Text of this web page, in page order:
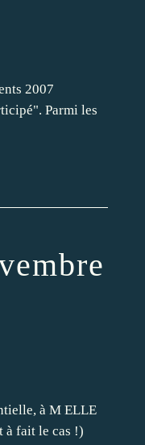
2007
Parmi les
à M ELLE
à fait le cas !)